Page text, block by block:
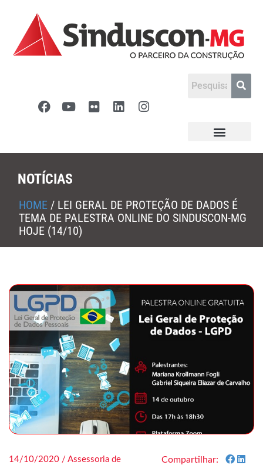
NOTÍCIAS
HOME / LEI GERAL DE PROTEÇÃO DE DADOS É
TEMA DE PALESTRA ONLINE DO SINDUSCON-MG
HOJE (14/10)
14/10/2020 / Assessoria de
Compartilhar: